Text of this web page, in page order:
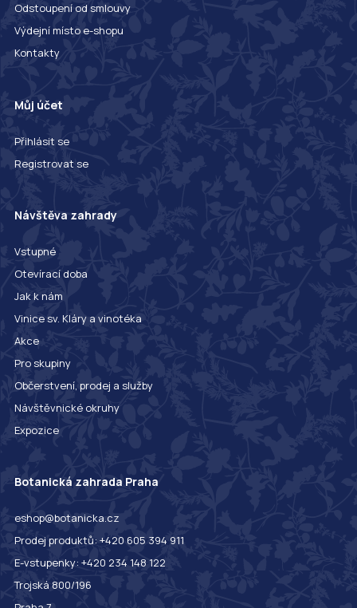
Odstoupení od smlouvy
Výdejní místo e-shopu
Kontakty
Můj účet
Přihlásit se
Registrovat se
Návštěva zahrady
Vstupné
Otevírací doba
Jak k nám
Vinice sv. Kláry a vinotéka
Akce
Pro skupiny
Občerstvení, prodej a služby
Návštěvnické okruhy
Expozice
Botanická zahrada Praha
eshop@botanicka.cz
Prodej produktů: +420 605 394 911
E-vstupenky: +420 234 148 122
Trojská 800/196